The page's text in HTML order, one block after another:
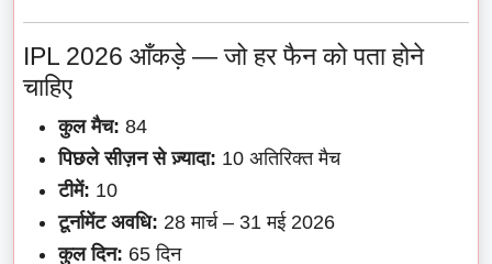
IPL 2026 आँकड़े — जो हर फैन को पता होने
चाहिए
कुल मैच: 84
पिछले सीज़न से ज़्यादा: 10 अतिरिक्त मैच
टीमें: 10
टूर्नामेंट अवधि: 28 मार्च – 31 मई 2026
कुल दिन: 65 दिन